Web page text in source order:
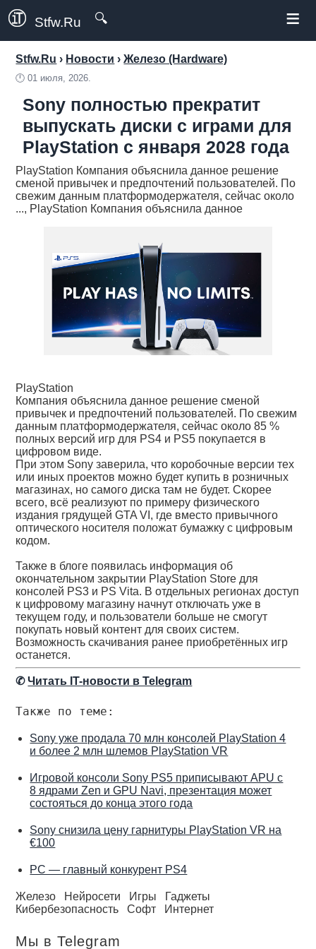
Stfw.Ru 🔍 ≡
Stfw.Ru › Новости ›Железо (Hardware)
🕛01 июля, 2026.
Sony полностью прекратит
выпускать диски с играми для
PlayStation с января 2028 года
PlayStation Компания объяснила данное решение
сменой привычек и предпочтений пользователей. По
свежим данным платформодержателя, сейчас около
..., PlayStation Компания объяснила данное
PlayStation
Компания объяснила данное решение сменой
привычек и предпочтений пользователей. По свежим
данным платформодержателя, сейчас около 85 %
полных версий игр для PS4 и PS5 покупается в
цифровом виде.
При этом Sony заверила, что коробочные версии тех
или иных проектов можно будет купить в розничных
магазинах, но самого диска там не будет. Скорее
всего, всё реализуют по примеру физического
издания грядущей GTA VI, где вместо привычного
оптического носителя положат бумажку с цифровым
кодом.
Также в блоге появилась информация об
окончательном закрытии PlayStation Store для
консолей PS3 и PS Vita. В отдельных регионах доступ
к цифровому магазину начнут отключать уже в
текущем году, и пользователи больше не смогут
покупать новый контент для своих систем.
Возможность скачивания ранее приобретённых игр
останется.
✆Читать IT-новости в Telegram
Также по теме:
Sony уже продала 70 млн консолей PlayStation 4
и более 2 млн шлемов PlayStation VR
Игровой консоли Sony PS5 приписывают APU с
8 ядрами Zen и GPU Navi, презентация может
состояться до конца этого года
Sony снизила цену гарнитуры PlayStation VR на
€100
PC — главный конкурент PS4
Железо Нейросети Игры
Гаджеты
Кибербезопасность
Софт Интернет
Мы в Telegram